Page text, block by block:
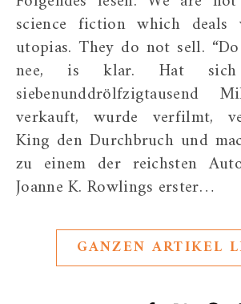
science fiction which deals
utopias. They do not sell.
nee, is klar. Hat
siebenunddrölfzigtausend
verkauft, wurde verfilmt,
King den Durchbruch und
zu einem der reichsten
Joanne K. Rowlings erster…
GANZEN ARTIKEL